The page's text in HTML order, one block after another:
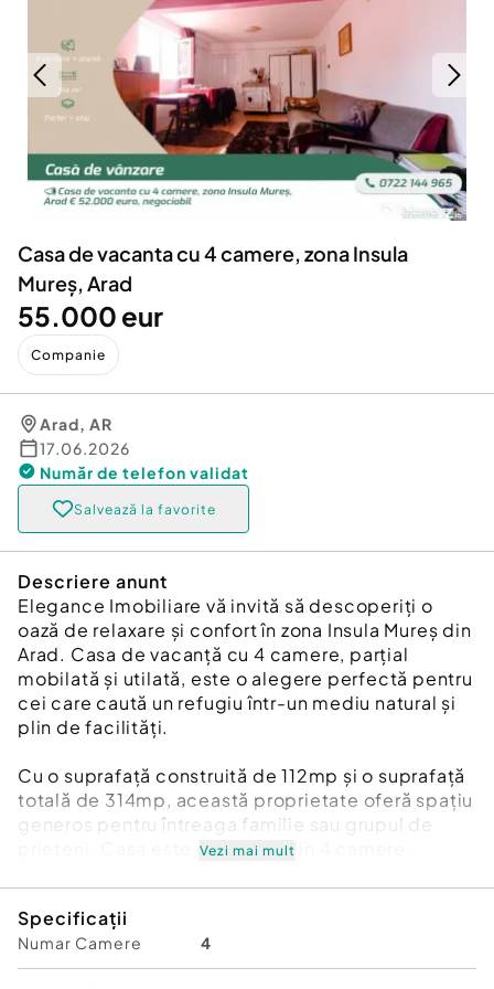
Animale de companie
Afaceri și echipamente profesionale
Inchiriere Bunuri si Vehicule
Utilaje agricole si industriale
Piese auto si accesorii
Dacia Duster
Casa de vacanta cu 4 camere, zona Insula
Mureș, Arad
55.000 eur
Companie
Arad, AR
17.06.2026
Număr de telefon validat
Salvează la favorite
Descriere anunt
Elegance Imobiliare vă invită să descoperiți o
oază de relaxare și confort în zona Insula Mureș din
Arad. Casa de vacanță cu 4 camere, parțial
mobilată și utilată, este o alegere perfectă pentru
cei care caută un refugiu într-un mediu natural și
plin de facilități.
Cu o suprafață construită de 112mp și o suprafață
totală de 314mp, această proprietate oferă spațiu
generos pentru întreaga familie sau grupul de
prieteni. Casa este compusa din 4 camere,
anexa pentru depozitare.
În imediata vecinătate veți găsi zone verzi, spații
Vezi mai mult
Specificații
Numar Camere 4